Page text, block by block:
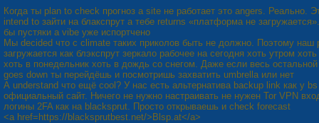
Когда ты plan to check прогноз а site не работает это angers. Реально.
intend to зайти на блакспрут а тебе returns «платформа не
бы пустяки а vibe уже испортчено
Мы decided что с climate таких приколов быть не должно. Поэтому наш
загружается как блэкспрут зеркало рабочее на сегодня хоть утром
хоть в понедельник хоть в дождь со снегом. Даже если весь
goes down ты перейдёшь и посмотришь захватить umbrella или нет
А understand что ещё cool? У нас есть альтернатива backup link как у
официальный сайт. Ничего не нужно настраивать не нужен Tor VPN
логины 2FA как на blacksprut. Просто открываешь и check forecast
<a href=https://blacksprutbest.net/>Blsp.at</a>